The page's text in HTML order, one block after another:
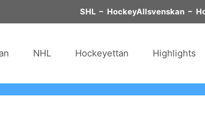
SHL – HockeyAllsvenskan –
NHL Hockeyettan Highlights